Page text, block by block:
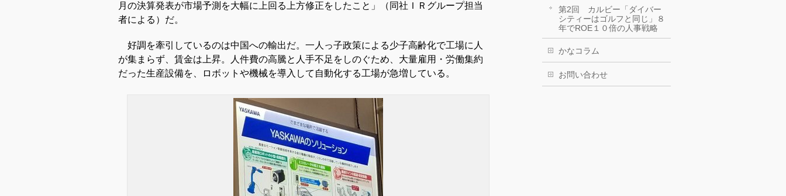
月の決算発表が市場予測を大幅に上回る上方修正をしたこと」（同社ＩＲグループ担当
者による）だ。
好調を牽引しているのは中国への輸出だ。一人っ子政策による少子高齢化で工場に人
が集まらず、賃金は上昇。人件費の高騰と人手不足をしのぐため、大量雇用・労働集約
だった生産設備を、ロボットや機械を導入して自動化する工場が急増している。
第2回 カルビー「ダイバー
シティーはゴルフと同じ」８
年でROE１０倍の人事戦略
かなコラム
お問い合わせ